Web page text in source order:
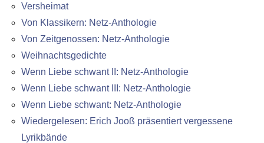
Versheimat
Von Klassikern: Netz-Anthologie
Von Zeitgenossen: Netz-Anthologie
Weihnachtsgedichte
Wenn Liebe schwant II: Netz-Anthologie
Wenn Liebe schwant III: Netz-Anthologie
Wenn Liebe schwant: Netz-Anthologie
Wiedergelesen: Erich Jooß präsentiert vergessene
Lyrikbände